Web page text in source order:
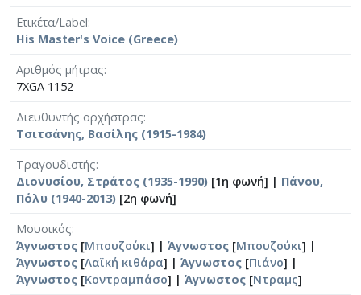
Ετικέτα/Label
His Master's Voice (Greece)
Αριθμός μήτρας
7XGA 1152
Διευθυντής ορχήστρας
Τσιτσάνης, Βασίλης (1915-1984)
Τραγουδιστής
Διονυσίου, Στράτος (1935-1990) [1η φωνή] | Πάνου,
Πόλυ (1940-2013) [2η φωνή]
Μουσικός
Άγνωστος [Μπουζούκι] | Άγνωστος [Μπουζούκι] |
Άγνωστος [Λαϊκή κιθάρα] | Άγνωστος [Πιάνο] |
Άγνωστος [Κοντραμπάσο] | Άγνωστος [Ντραμς]